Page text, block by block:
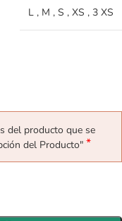
L , M , S , XS , 3 XS
del producto que se
del Producto" *